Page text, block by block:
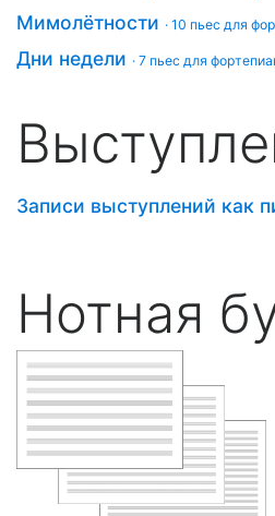
Мимолётности · 10 пьес для
Дни недели · 7 пьес для
Записи выступлений как
Нотная